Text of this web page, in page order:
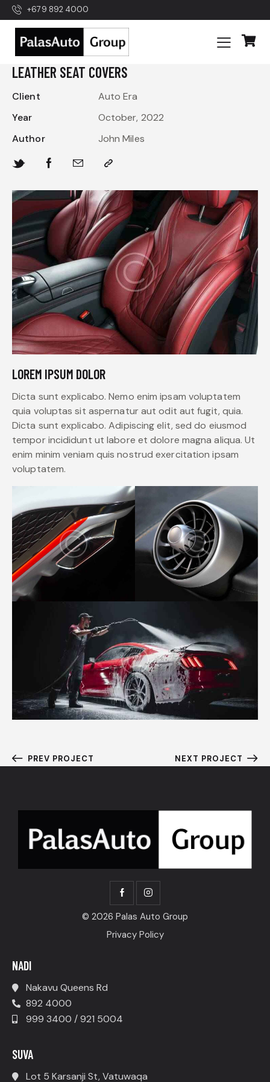
+679 892 4000
LEATHER SEAT COVERS
LOREM IPSUM DOLOR
Dicta sunt explicabo. Nemo enim ipsam voluptatem
quia voluptas sit aspernatur aut odit aut fugit, quia.
Dicta sunt explicabo. Adipiscing elit, sed do eiusmod
tempor incididunt ut labore et dolore magna aliqua. Ut
enim minim veniam quis nostrud exercitation ipsam
voluptatem.
Client
Auto Era
Year
October, 2022
Author
John Miles
PREV PROJECT NEXT PROJECT
© 2026 Palas Auto Group
Privacy Policy
NADI
Nakavu Queens Rd
892 4000
999 3400 / 921 5004
SUVA
Lot 5 Karsanji St, Vatuwaqa